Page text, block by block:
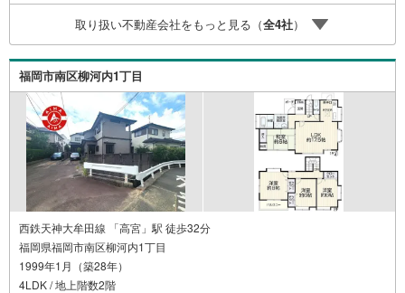
いたします。まずは『見るだけ』『ローン相談だけ』でも
大歓迎。お客様のペースを最優先し、無理な営業は一切行
いません。お客様のライフスタイルに合わせた快適な住ま
い探しをお手伝いいたします。まずはお気軽にお問い合わ
せくださいませ。
取り扱い不動産会社をもっと見る（全4社）
福岡市南区柳河内1丁目
西鉄天神大牟田線 「高宮」駅 徒歩32分
福岡県福岡市南区柳河内1丁目
1999年1月（築28年）
4LDK / 地上階数2階